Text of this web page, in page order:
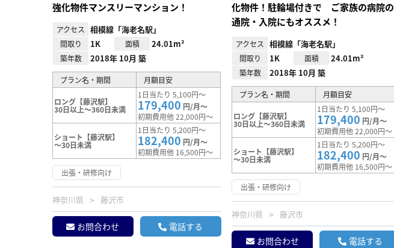
強化物件マンスリーマンション！
アクセス 相模線「海老名駅」
間取り 1K 面積 24.01m²
築年数 2018年 10月 築
プラン名・期間 月額目安
ロング【藤沢駅】
30日以上～360日未満
1日当たり 5,100円～
179,400 円/月～
初期費用他 22,000円～
ショート【藤沢駅】
～30日未満
1日当たり 5,200円～
182,400 円/月～
初期費用他 16,500円～
出張・研修向け
神奈川県 藤沢市
お問合わせ 電話する
化物件！駐輪場付きで ご家族の病院の
通院・入院にもオススメ！
アクセス 相模線「海老名駅」
間取り 1K 面積 24.01m²
築年数 2018年 10月 築
プラン名・期間 月額目安
ロング【藤沢駅】
30日以上～360日未満
1日当たり 5,100円～
179,400 円/月～
初期費用他 22,000円～
ショート【藤沢駅】
～30日未満
1日当たり 5,200円～
182,400 円/月～
初期費用他 16,500円～
出張・研修向け
神奈川県 藤沢市
お問合わせ 電話する